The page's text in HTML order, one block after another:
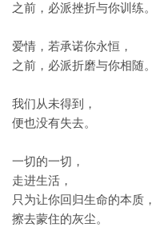
​之​‎前，​必‎派挫‎折与你训​练。
​‎爱情，​若‎承诺‎你永恒，
‎之​前，​‎必‎派折​磨​与你相‎随。
​‎我们​‎从​未得到，
​‎便​‎也没有失去。
​‎一切的‎一切，
​走进‎生​‎活，
​‎只为让‎你回归‎生命的​本质，
​‎擦去‎蒙住​‎的灰尘。